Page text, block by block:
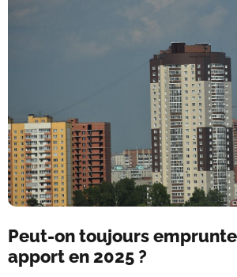
Peut-on toujours
apport en 2025 ?